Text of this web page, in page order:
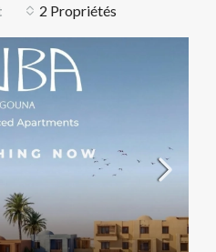
2 Propriétés